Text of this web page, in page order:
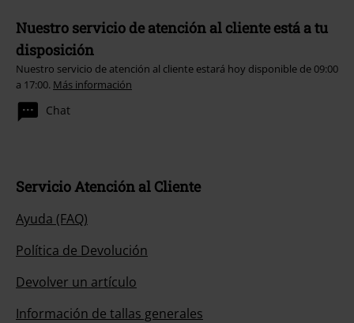
Nuestro servicio de atención al cliente está a tu
disposición
Nuestro servicio de atención al cliente estará hoy disponible de 09:00
a 17:00. Más información
Chat
Servicio Atención al Cliente
Ayuda (FAQ)
Política de Devolución
Devolver un artículo
Información de tallas generales